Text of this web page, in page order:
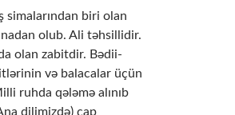
simalarından biri olan
olub. Ali təhsillidir.
olan zabitdir. Bədii-
və balacalar üçün
ruhda qələmə alınıb
dilimizdə) çap